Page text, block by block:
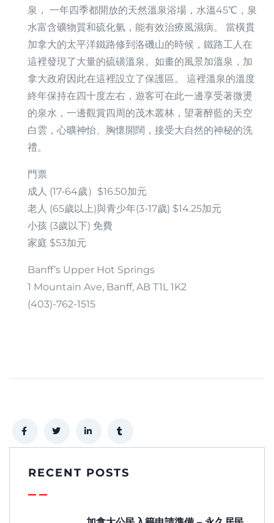
泉， 一年四季都開放的天然溫泉浴場，水溫45℃，泉
水富含礦物質和硫化氫，能有效治療風濕病。 當橫貫
加拿大的太平洋鐵路修到洛磯山的時候，鐵路工人在
這裡發現了大量的硫磺溫泉。如畫的風景加溫泉，加
拿大政府因此在這裡設立了保護區。 這裡溫泉的溫度
終年保持在四十度左右，遊客可在此一邊享受著微燙
的泉水，一邊觀賞四周的茂木叢林，望著醉藍的天空
白雲，心曠神怡、胸懷開闊，接受大自然的神秘的洗
禮。
門票
成人 (17-64歲）$16.50加元
老人 (65歲以上)與青少年(3-17歲) $14.25加元
小孩 (3歲以下) 免費
家庭 $53加元
Banff’s Upper Hot Springs
1 Mountain Ave, Banff, AB T1L 1K2
(403)-762-1515
RECENT POSTS